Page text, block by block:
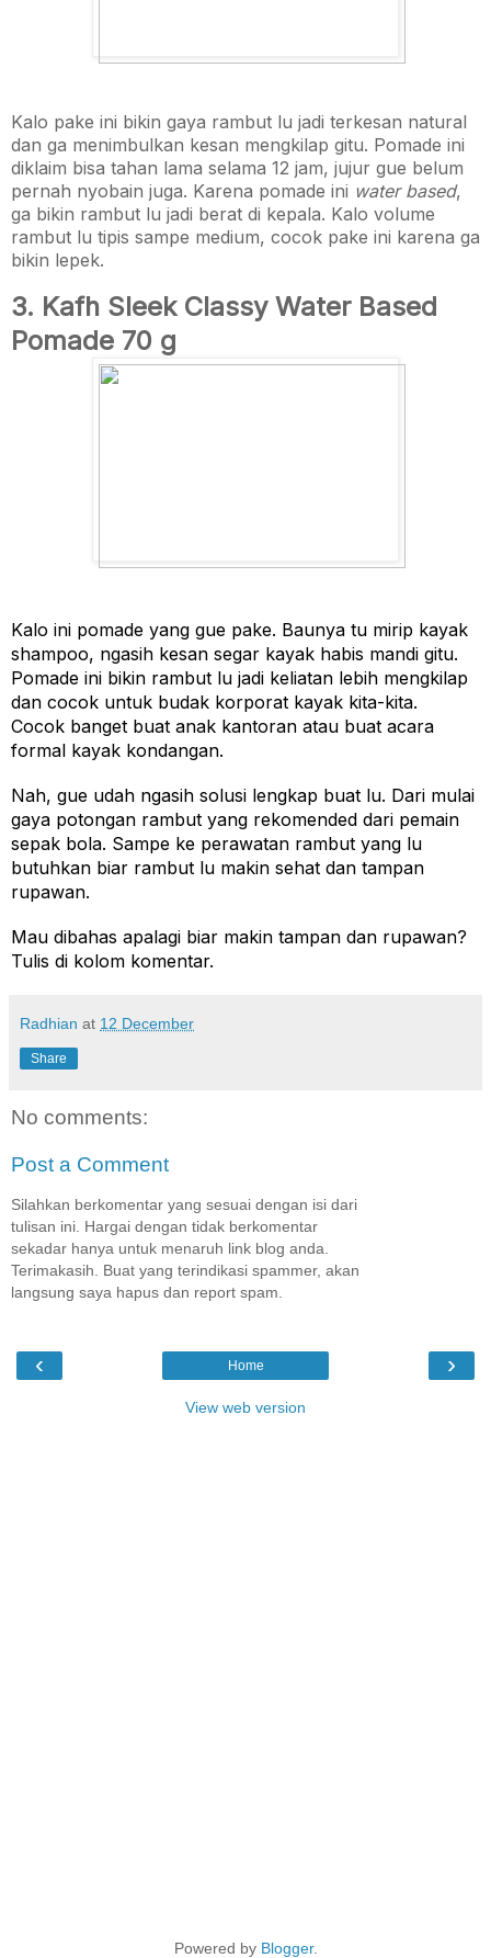
Kalo pake ini bikin gaya rambut lu jadi terkesan natural
dan ga menimbulkan kesan mengkilap gitu. Pomade ini
diklaim bisa tahan lama selama 12 jam, jujur gue belum
pernah nyobain juga. Karena pomade ini water based,
ga bikin rambut lu jadi berat di kepala. Kalo volume
rambut lu tipis sampe medium, cocok pake ini karena ga
bikin lepek.
3. Kafh Sleek Classy Water Based
Pomade 70 g
Kalo ini pomade yang gue pake. Baunya tu mirip kayak
shampoo, ngasih kesan segar kayak habis mandi gitu.
Pomade ini bikin rambut lu jadi keliatan lebih mengkilap
dan cocok untuk budak korporat kayak kita-kita.
Cocok banget buat anak kantoran atau buat acara
formal kayak kondangan.
Nah, gue udah ngasih solusi lengkap buat lu. Dari mulai
gaya potongan rambut yang rekomended dari pemain
sepak bola. Sampe ke perawatan rambut yang lu
butuhkan biar rambut lu makin sehat dan tampan
rupawan.
Mau dibahas apalagi biar makin tampan dan rupawan?
Tulis di kolom komentar.
Radhian at 12 December
Share
No comments:
Post a Comment
Silahkan berkomentar yang sesuai dengan isi dari
tulisan ini. Hargai dengan tidak berkomentar
sekadar hanya untuk menaruh link blog anda.
Terimakasih. Buat yang terindikasi spammer, akan
langsung saya hapus dan report spam.
‹ ›
Home
View web version
Powered by Blogger.